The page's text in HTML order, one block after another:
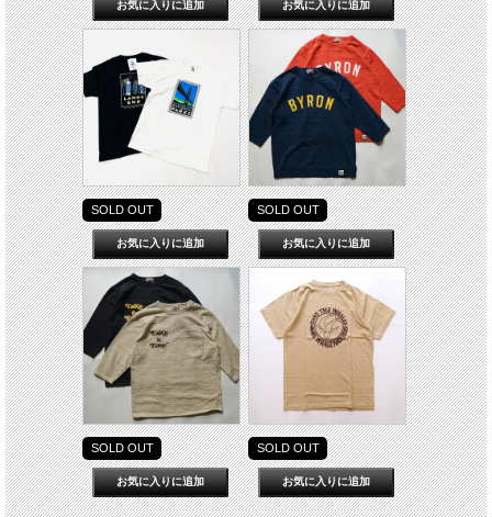
SOLD OUT SOLD OUT
SOLD OUT SOLD OUT